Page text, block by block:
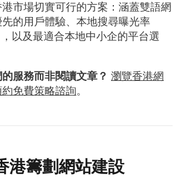
市場切實可行的方案：涵蓋雙語網
的用戶體驗、本地搜尋曝光率
，以及最適合本地中小企的平台選
服務而非閱讀文章？ 瀏覽香港網
約免費策略諮詢。
港籌劃網站建設